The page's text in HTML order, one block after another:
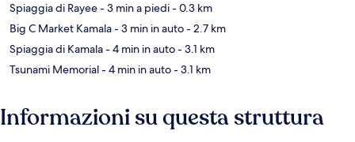
Spiaggia di Rayee- 3 min a piedi- 0.3 km
Big C Market Kamala- 3 min in auto- 2.7 km
Spiaggia di Kamala- 4 min in auto- 3.1 km
Tsunami Memorial- 4 min in auto- 3.1 km
Informazioni su questa struttura